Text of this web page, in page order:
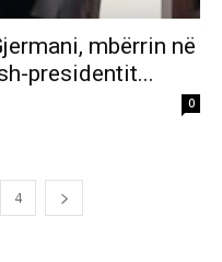
mbërrin në
presidentit...
0
4